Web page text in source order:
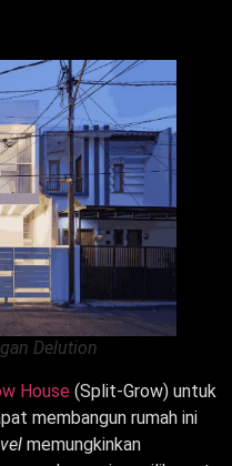
Delution
House (Split-Grow) untuk
membangun rumah ini
memungkinkan